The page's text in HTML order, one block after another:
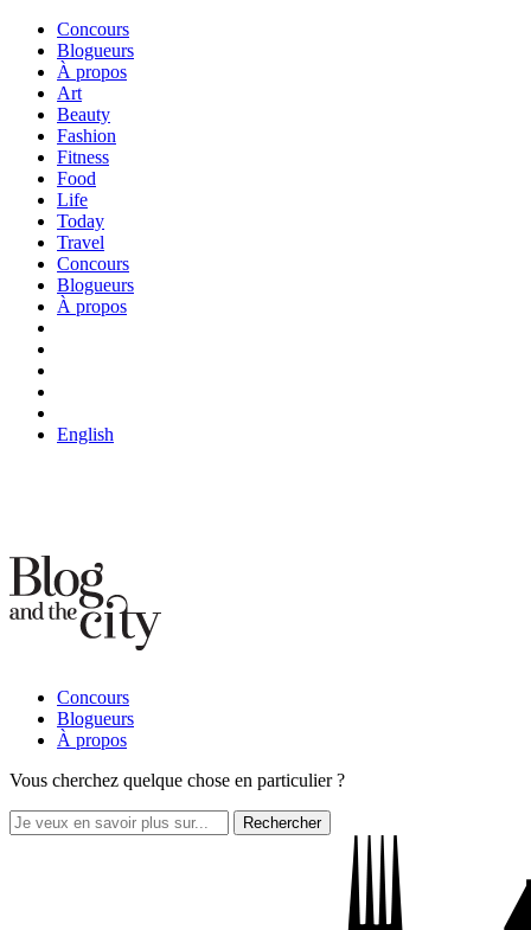
Concours
Blogueurs
À propos
Art
Beauty
Fashion
Fitness
Food
Life
Today
Travel
Concours
Blogueurs
À propos
English
Concours
Blogueurs
À propos
Vous cherchez quelque chose en particulier ?
Rechercher :